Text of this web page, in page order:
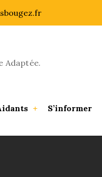
Adaptée.
S’informer